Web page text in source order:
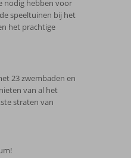
nodig hebben voor
speeltuinen bij het
het prachtige
23 zwembaden en
van al het
straten van